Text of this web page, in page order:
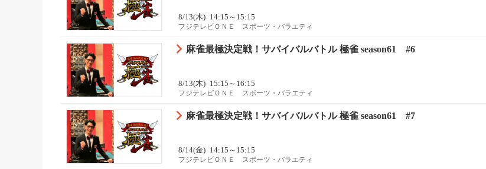
8/13(木) 14:15～15:15
フジテレビＯＮＥ スポーツ・バラエティ
麻雀最極決定戦！サバイバルバトル 極雀 season61 #6
8/13(木) 15:15～16:15
フジテレビＯＮＥ スポーツ・バラエティ
麻雀最極決定戦！サバイバルバトル 極雀 season61 #7
8/14(金) 14:15～15:15
フジテレビＯＮＥ スポーツ・バラエティ